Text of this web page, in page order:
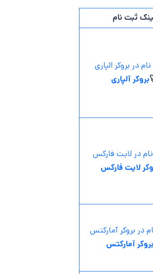
ثبت نام
در بروکر الپاری
بروکر آلپاری
در لایت فارکس
لایت فارکس
در بروکر آمارکتس
بروکر آمارکتس